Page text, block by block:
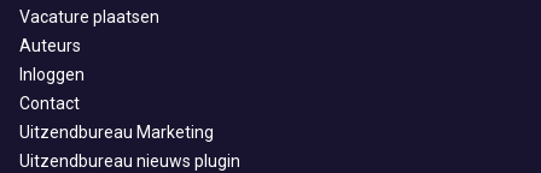
Vacature plaatsen
Auteurs
Inloggen
Contact
Uitzendbureau Marketing
Uitzendbureau nieuws plugin